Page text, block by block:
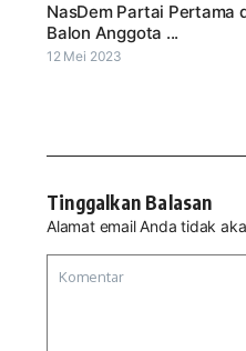
NasDem Partai Pertama
Balon Anggota ...
12 Mei 2023
Tinggalkan Balasan
Alamat email Anda tidak